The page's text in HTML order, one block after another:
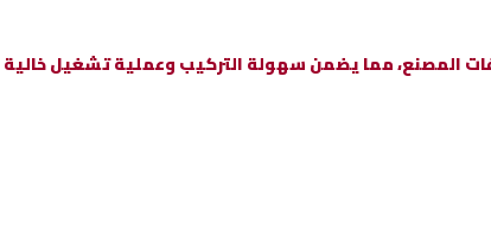
المصنع، مما يضمن سهولة التركيب وعملية تشغيل